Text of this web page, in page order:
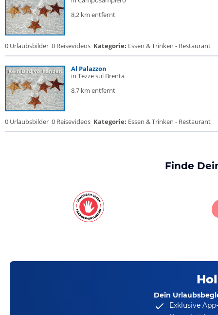
8,2 km entfernt
0 Urlaubsbilder 0 Reisevideos Kategorie: Essen & Trinken - Restaurant
Al Palazzon
in Tezze sul Brenta
8,7 km entfernt
0 Urlaubsbilder 0 Reisevideos Kategorie: Essen & Trinken - Restaurant
Finde
Dein
Exklusive